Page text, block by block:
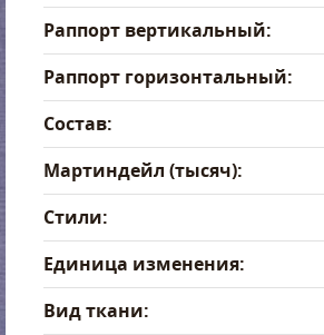
Раппорт вертикальный:
Раппорт горизонтальный:
Состав:
Мартиндейл (тысяч):
Стили:
Единица изменения:
Вид ткани: